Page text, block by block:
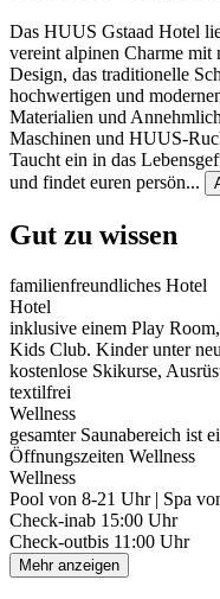
Das HUUS Gstaad Hotel
vereint alpinen Charme mit
Design, das traditionelle
hochwertigen und
Materialien und
Maschinen und HUUS-
Taucht ein in das
und findet euren persön...
Gut zu wissen
familienfreundliches Hotel
Hotel
inklusive einem Play
Kids Club. Kinder unter
kostenlose Skikurse,
textilfrei
Wellness
gesamter Saunabereich ist
Öffnungszeiten Wellness
Wellness
Pool von 8-21 Uhr | Spa
Check-inab 15:00 Uhr
Check-outbis 11:00 Uhr
Mehr anzeigen